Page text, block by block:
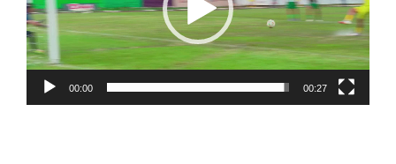
00:00 00:27